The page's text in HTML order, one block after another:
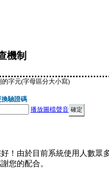
機制
字元(字母區分大小寫)
換驗證碼
播放圖檔聲音
！由於目前系統使用人數眾
您的配合。